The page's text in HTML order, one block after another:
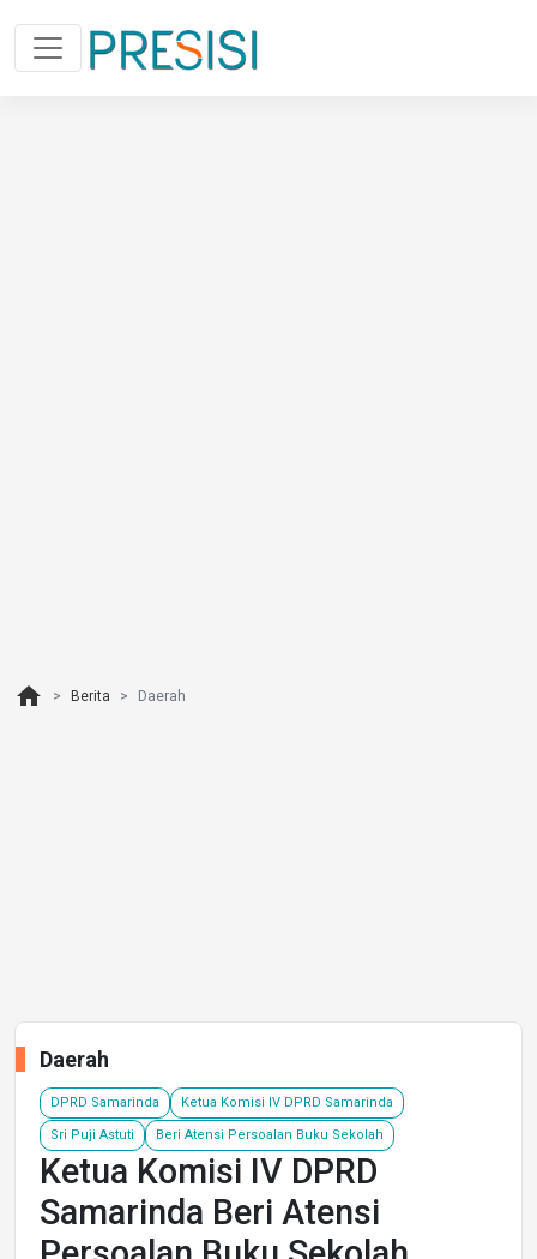
home Berita Daerah
Daerah
DPRD Samarinda Ketua Komisi IV DPRD Samarinda
Sri Puji Astuti Beri Atensi Persoalan Buku Sekolah
Ketua Komisi IV DPRD
Samarinda Beri Atensi